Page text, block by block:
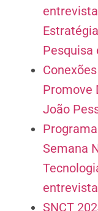
Pesquisa
Promove
João
Semana
SNCT